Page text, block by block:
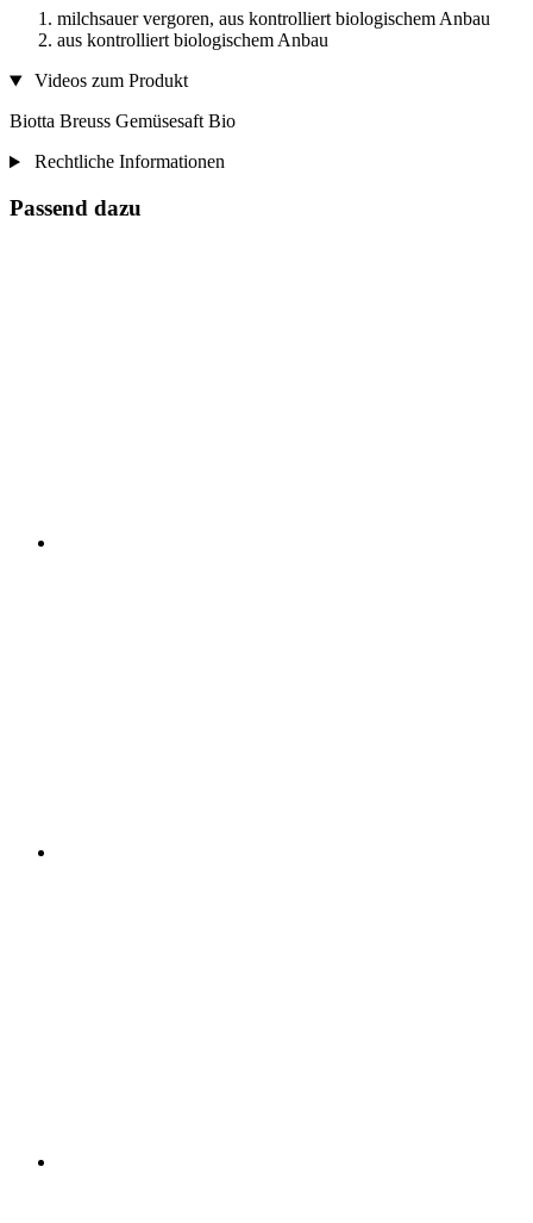
milchsauer vergoren, aus kontrolliert biologischem Anbau
aus kontrolliert biologischem Anbau
Videos zum Produkt
Biotta Breuss Gemüsesaft Bio
Rechtliche Informationen
Passend dazu